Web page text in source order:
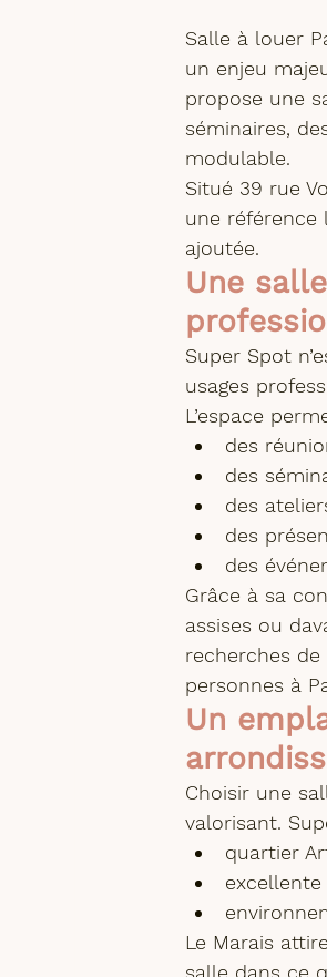
Salle à louer
un enjeu
propose une
séminaires,
modulable.
Situé 39 rue
une
ajoutée.
Une
Super Spot
usages
L’espace
des
des
des
des
des
Grâce à sa
assises ou
recherches de
personnes à
Un
Choisir une
valorisant.
quartier
Le Marais
salle dans ce